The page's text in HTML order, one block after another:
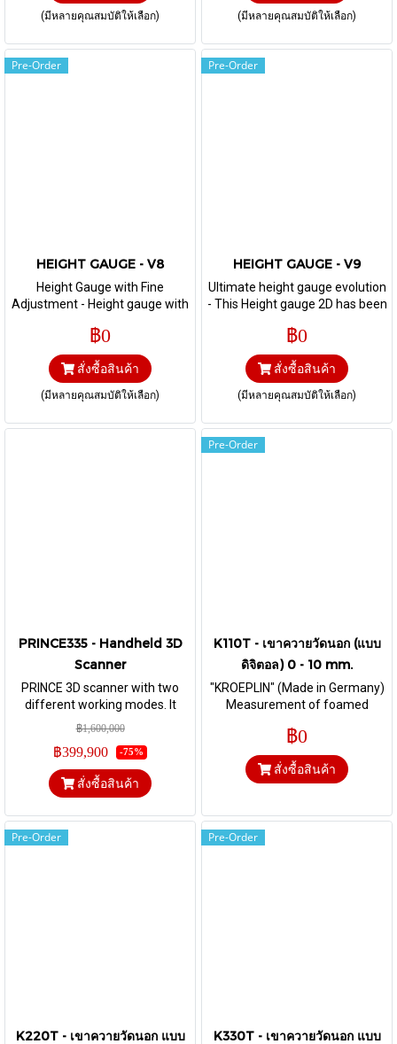
(มีหลายคุณสมบัติให้เลือก)
holders, the V7 rank as universal
instruments for the workshop.
(มีหลายคุณสมบัติให้เลือก)
Pre-Order
HEIGHT GAUGE - V8
Height Gauge with Fine
Adjustment - Height gauge with
high resolution and with Swiss
made finish. It is equipped with
specific handle for fine
adjustment.
฿0
สั่งซื้อสินค้า
(มีหลายคุณสมบัติให้เลือก)
Pre-Order
HEIGHT GAUGE - V9
Ultimate height gauge evolution
- This Height gauge 2D has been
demanding users. Laboratories
and workshops for whom
measuring reliability is
determining will fully appreciate
its exceptional precision level
and its "Swiss Made" finish.
฿0
สั่งซื้อสินค้า
(มีหลายคุณสมบัติให้เลือก)
PRINCE335 - Handheld 3D
Scanner
PRINCE 3D scanner with two
different working modes. It
makes full use of high
adaptability of Red laser and
ultra-detail capture of blue laser,
truly perform a perfect
combination of easy operation
฿1,600,000
฿399,900 -75%
สั่งซื้อสินค้า
Pre-Order
K110T - เขาควายวัดนอก (แบบ
ดิจิตอล) 0 - 10 mm.
"KROEPLIN" (Made in Germany)
Measurement of foamed
mm. & Depth 35 mm. I Flat Ø 6
mm
฿0
สั่งซื้อสินค้า
Pre-Order
K220T - เขาควายวัดนอก แบบ
Pre-Order
K330T - เขาควายวัดนอก แบบ